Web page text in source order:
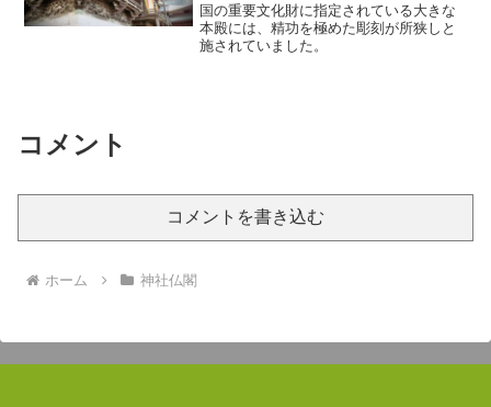
国の重要文化財に指定されている大きな
本殿には、精功を極めた彫刻が所狭しと
施されていました。
コメント
コメントを書き込む
ホーム 神社仏閣